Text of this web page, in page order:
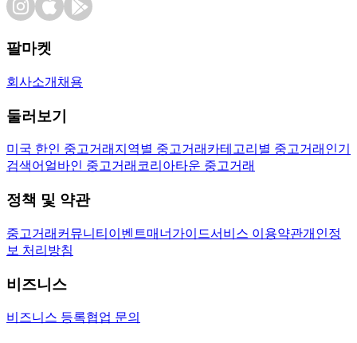
팔마켓
회사소개 채용
둘러보기
미국 한인 중고거래 지역별 중고거래 카테고리별 중고거래 인기
검색어 얼바인 중고거래 코리아타운 중고거래
정책 및 약관
중고거래 커뮤니티 이벤트매너가이드서비스 이용약관개인정
보 처리방침
비즈니스
비즈니스 등록협업 문의